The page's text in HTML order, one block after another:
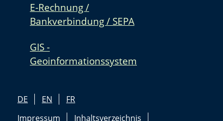
E-Rechnung /
Bankverbindung / SEPA
GIS -
Geoinformationssystem
DE EN
FR
Impressum
Inhaltsverzeichnis